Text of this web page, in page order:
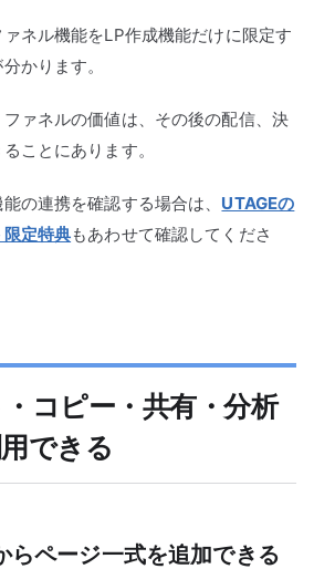
ネル機能をLP作成機能だけに限定す
かります。
ァネルの価値は、その後の配信、決
ことにあります。
の連携を確認する場合は、 UTAGEの
定特典もあわせて確認してくださ
コピー・共有・分析
できる
らページ一式を追加できる